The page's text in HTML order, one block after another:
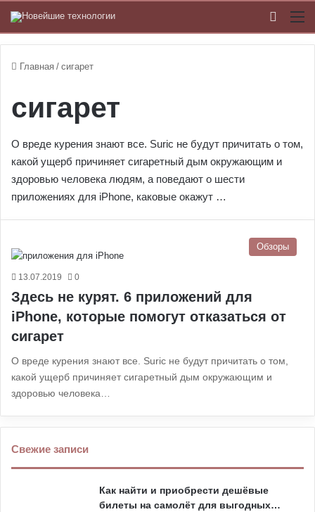
Главная / сигарет
сигарет
О вреде курения знают все. Suric не будут причитать о том,
какой ущерб причиняет сигаретный дым окружающим и
здоровью человека людям, а поведают о шести
приложениях для iPhone, каковые окажут …
Обзоры
13.07.2019 0
Здесь не курят. 6 приложений для
iPhone, которые помогут отказаться от
сигарет
О вреде курения знают все. Suric не будут причитать о том,
какой ущерб причиняет сигаретный дым окружающим и
здоровью человека…
Свежие записи
Как найти и приобрести дешёвые
билеты на самолёт для выгодных…